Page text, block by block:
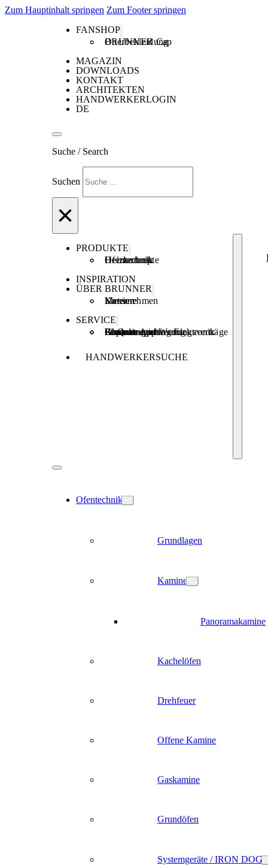
Zum Hauptinhalt springen Zum Footer springen
FANSHOP
Oberbekleidung
BRUNNER Cap
MAGAZIN
DOWNLOADS
KONTAKT
ARCHITEKTEN
HANDWERKERLOGIN
DE
Suche / Search
Suchen
×
PRODUKTE
Ofentechnik
Heiztechnik
Heizkonzepte
INSPIRATION
ÜBER BRUNNER
Unternehmen
Karriere
Messen
SERVICE
Produktregistrierung
Brunner Apps
FAQ
Förderungen
Garantie und Wartungsverträge
Reparaturauftrag Elektronik
HANDWERKERSUCHE
Ofentechnik
Grundlagen
Kamine
Panoramakamine
Kachelöfen
Drehfeuer
Offene Kamine
Gaskamine
Grundöfen
Systemgeräte / IRON DOG